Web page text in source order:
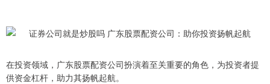
在投资领域，广东股票配资公司扮演着至关重要的角色，为投资者提
供资金杠杆，助力其扬帆起航。